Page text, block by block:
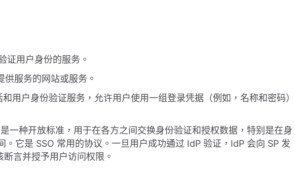
证用户身份的服务。
供服务的网站或服务。
和用户身份验证服务，允许用户使用一组登录凭据（例如，名称和密码）
一种开放标准，用于在各方之间交换身份验证和授权数据，特别是在身
。它是 SSO 常用的协议。一旦用户成功通过 IdP 验证，IdP 会向 SP 发
言并授予用户访问权限。